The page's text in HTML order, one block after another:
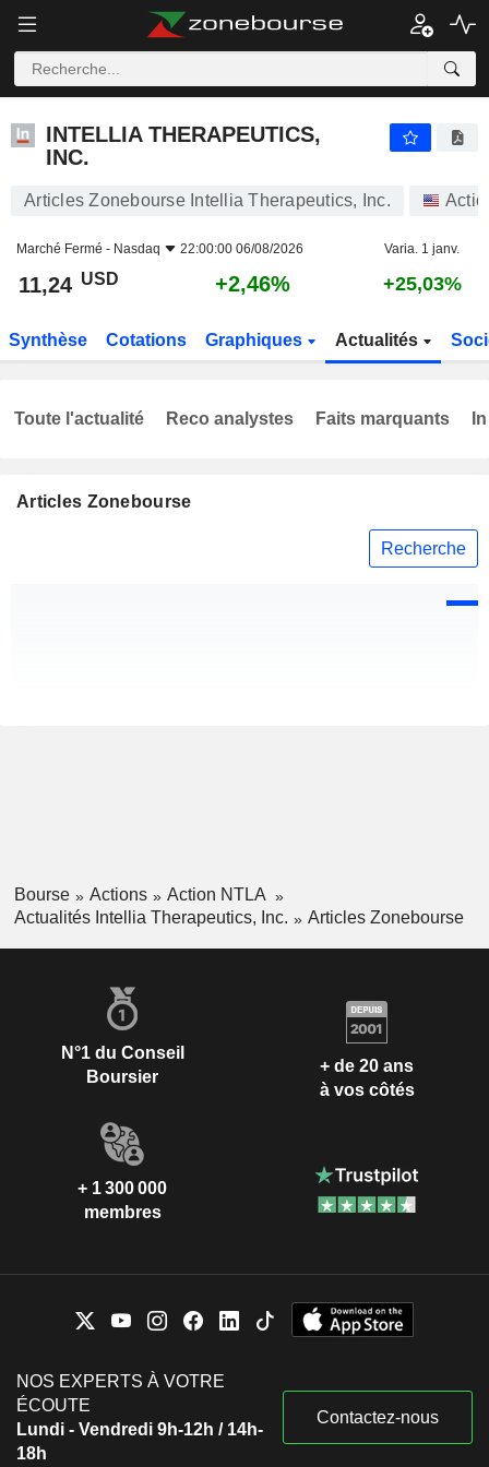
INTELLIA THERAPEUTICS,
INC.
Articles Zonebourse Intellia Therapeutics, Inc.
Marché Fermé - Nasdaq 22:00:00 06/08/2026 Varia. 1 janv.
11,24 USD +2,46% +25,03%
Synthèse Cotations Graphiques Actualités
Articles Zonebourse
Recherche
Toute l'actualité Reco analystes Faits marquants
Bourse Actions
Action NTLA
Actualités Intellia Therapeutics, Inc.
Articles Zonebourse
N°1 du Conseil
Boursier
+ de 20 ans
à vos côtés
+ 1 300 000
membres
NOS EXPERTS À VOTRE
ÉCOUTE
Lundi - Vendredi 9h-12h / 14h-
18h
Contactez-nous